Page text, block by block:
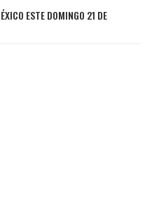
ESTE DOMINGO 21 DE